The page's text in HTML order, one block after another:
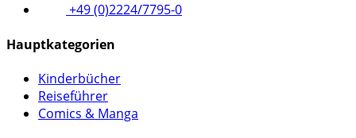
+49 (0)2224/7795-0
Hauptkategorien
Kinderbücher
Reiseführer
Comics & Manga